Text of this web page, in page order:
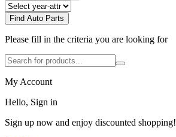
Find Auto Parts
Please fill in the criteria you are looking for
My Account
Hello, Sign in
Sign up now and enjoy discounted shopping!